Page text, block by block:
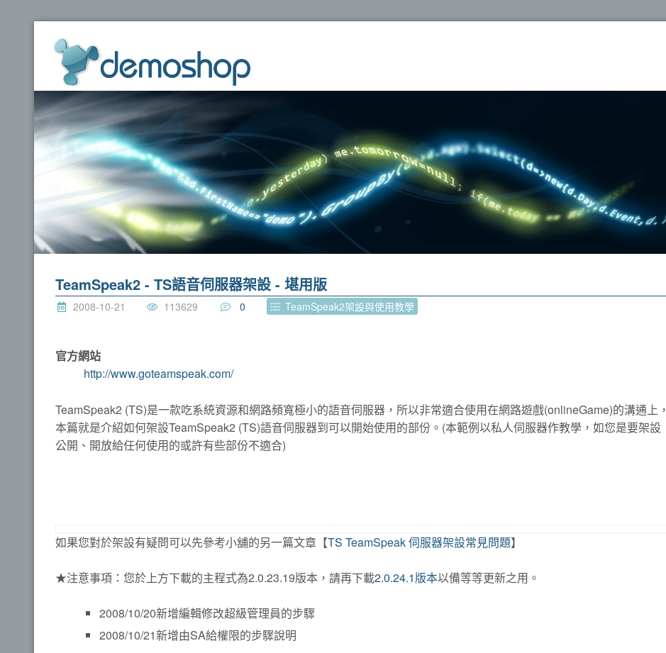
TeamSpeak2 - TS語音伺服器架設 - 堪用版
2008-10-21 113629 0 TeamSpeak2架設與使用教學
官方網站
http://www.goteamspeak.com/
TeamSpeak2 (TS)是一款吃系統資源和網路頻寬極小的語音伺服器，所以非常適合使用在網路遊戲(onlineGame)的溝通上，
本篇就是介紹如何架設TeamSpeak2 (TS)語音伺服器到可以開始使用的部份。(本範例以私人伺服器作教學，如您是要架設
公開、開放給任何使用的或許有些部份不適合)
如果您對於架設有疑問可以先參考小舖的另一篇文章【TS TeamSpeak 伺服器架設常見問題】
★注意事項：您於上方下載的主程式為2.0.23.19版本，請再下載2.0.24.1版本以備等等更新之用。
2008/10/20新增編輯修改超級管理員的步驟
2008/10/21新增由SA給權限的步驟說明